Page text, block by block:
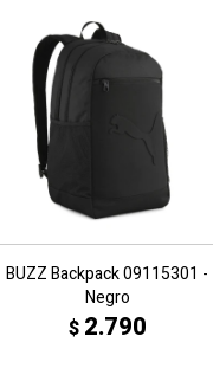
BUZZ Backpack 09115301 -
Negro
$ 2.790